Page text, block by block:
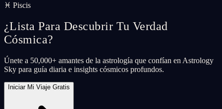
♓ Piscis
¿Lista Para Descubrir Tu Verdad
Cósmica?
Únete a 50,000+ amantes de la astrología que confían en Astrology
Sky para guía diaria e insights cósmicos profundos.
Iniciar Mi Viaje Gratis